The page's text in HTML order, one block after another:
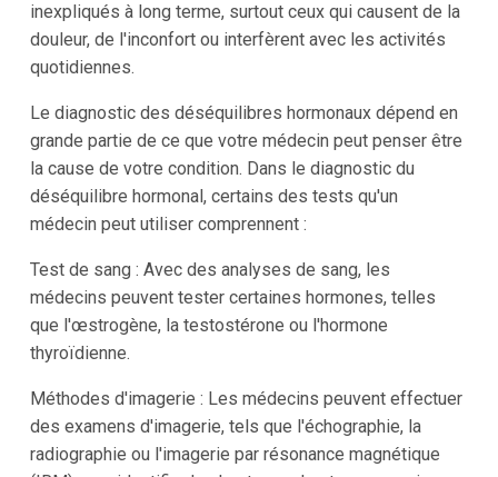
inexpliqués à long terme, surtout ceux qui causent de la
douleur, de l'inconfort ou interfèrent avec les activités
quotidiennes.
Le diagnostic des déséquilibres hormonaux dépend en
grande partie de ce que votre médecin peut penser être
la cause de votre condition. Dans le diagnostic du
déséquilibre hormonal, certains des tests qu'un
médecin peut utiliser comprennent :
Test de sang : Avec des analyses de sang, les
médecins peuvent tester certaines hormones, telles
que l'œstrogène, la testostérone ou l'hormone
thyroïdienne.
Méthodes d'imagerie : Les médecins peuvent effectuer
des examens d'imagerie, tels que l'échographie, la
radiographie ou l'imagerie par résonance magnétique